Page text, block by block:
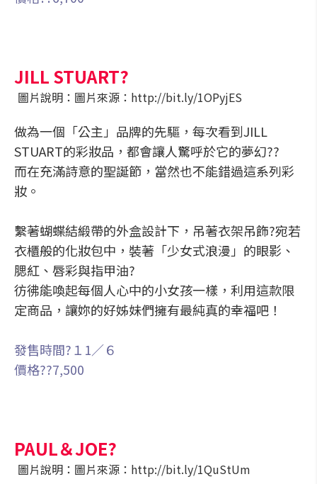
JILL STUART?
圖片說明：圖片來源：http://bit.ly/1OPyjES
做為一個「公主」品牌的先驅，每次看到JILL
STUART的彩妝品，都會讓人驚呼於它的夢幻??
而在充滿詩意的聖誕節，當然也不能錯過這系列彩
妝。
繫著蝴蝶結緞帶的外盒設計下，吊著衣架吊飾?宛若
衣櫃般的化妝包中，裝著「少女式浪漫」的眼影、
腮紅、唇彩與指甲油?
彷彿能喚起每個人心中的小女孩一樣，利用這款限
定商品，讓妳的好姊妹們擁有最純真的幸福吧！
發售時間?１1／６
價格??7,500
PAUL＆JOE?
圖片說明：圖片來源：http://bit.ly/1QuStUm